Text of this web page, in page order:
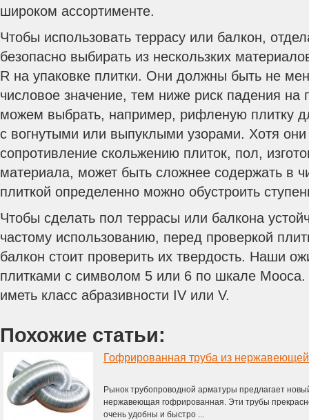
широком ассортименте.
Чтобы использовать террасу или балкон,
безопасно выбирать из нескользких
R на упаковке плитки. Они должны быть не
числовое значение, тем ниже риск падения
можем выбрать, например, рифленую плитку
с вогнутыми или выпуклыми узорами. Хотя
сопротивление скольжению плиток, пол,
материала, может быть сложнее содержать в
плиткой определенно можно обустроить
Чтобы сделать пол террасы или балкона
частому использованию, перед проверкой
балкон стоит проверить их твердость. Наши
плитками с символом 5 или 6 по шкале
иметь класс абразивности IV или V.
Похожие статьи:
Гофрированная труба из
Рынок трубопроводной арматуры предлагает
нержавеющая гофрированная. Эти трубы
очень удобны и быстро ...